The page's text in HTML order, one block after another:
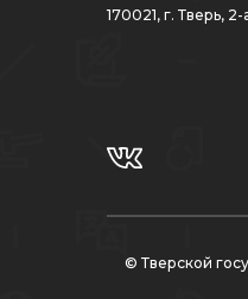
170021, г. Тверь,
© Тверской